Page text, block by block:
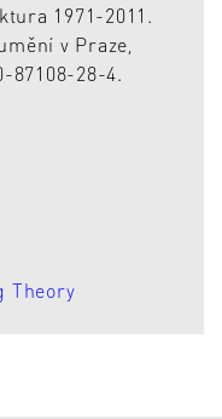
1971-2011.
v Praze,
87108-28-4.
Theory